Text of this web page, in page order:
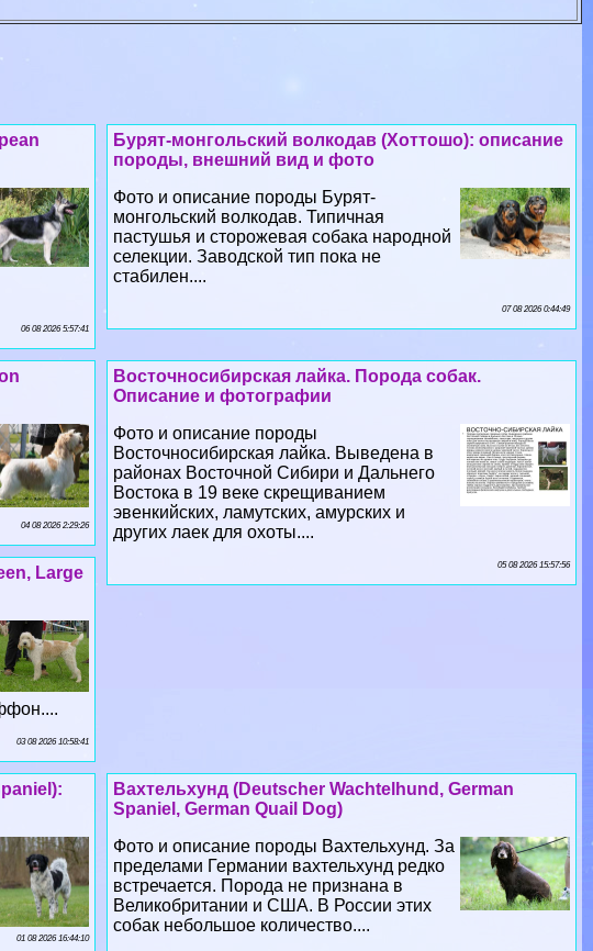
Бурят-монгольский волкодав (Хоттошо): описание
породы, внешний вид и фото
Фото и описание породы Бурят-
монгольский волкодав. Типичная
пастушья и сторожевая собака народной
селекции. Заводской тип пока не
стабилен....
07 08 2026 0:44:49
06 08 2026 5:57:41
Восточносибирская лайка. Порода собак.
Описание и фотографии
Фото и описание породы
Восточносибирская лайка. Выведена в
районах Восточной Сибири и Дальнего
Востока в 19 веке скрещиванием
эвенкийских, ламутских, амурских и
других лаек для охоты....
05 08 2026 15:57:56
04 08 2026 2:29:26
Large
03 08 2026 10:58:41
Вахтельхунд (Deutscher Wachtelhund, German
Spaniel, German Quail Dog)
Фото и описание породы Вахтельхунд. За
пределами Германии вахтельхунд редко
встречается. Порода не признана в
Великобритании и США. В России этих
собак небольшое количество....
01 08 2026 16:44:10